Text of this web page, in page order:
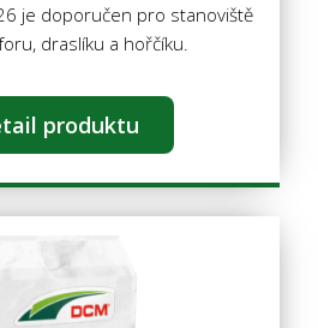
26 je doporučen pro stanoviště
draslíku a hořčíku.
produktu